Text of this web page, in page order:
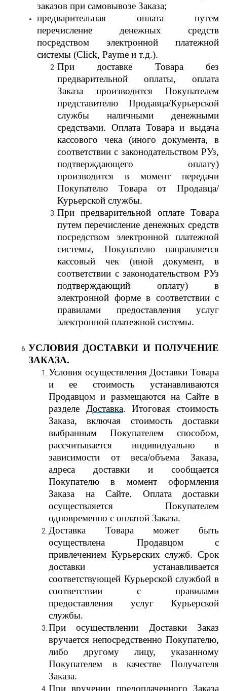
заказов при самовывозе Заказа;
предварительная оплата путем
перечисление денежных средств
посредством электронной платежной
системы (Click, Payme и т.д.).
При доставке Товара без
предварительной оплаты, оплата
Заказа производится Покупателем
представителю Продавца/Курьерской
службы наличными денежными
средствами. Оплата Товара и выдача
кассового чека (иного документа, в
соответствии с законодательством РУз,
подтверждающего оплату)
производится в момент передачи
Покупателю Товара от Продавца/
Курьерской службы.
При предварительной оплате Товара
путем перечисление денежных средств
посредством электронной платежной
системы, Покупателю направляется
кассовый чек (иной документ, в
соответствии с законодательством РУз
подтверждающий оплату) в
электронной форме в соответствии с
правилами предоставления услуг
электронной платежной системы.
УСЛОВИЯ ДОСТАВКИ И ПОЛУЧЕНИЕ
ЗАКАЗА.
Условия осуществления Доставки Товара
и ее стоимость устанавливаются
Продавцом и размещаются на Сайте в
разделе
Доставка. Итоговая стоимость
Заказа, включая стоимость доставки
выбранным Покупателем способом,
рассчитывается индивидуально в
зависимости от веса/объема Заказа,
адреса доставки и сообщается
Покупателю в момент оформления
Заказа на Сайте. Оплата доставки
осуществляется Покупателем
одновременно с оплатой Заказа.
Доставка Товара может быть
осуществлена Продавцом с
привлечением Курьерских служб. Срок
доставки устанавливается
соответствующей Курьерской службой в
соответствии с правилами
предоставления услуг Курьерской
службы.
При осуществлении Доставки Заказ
вручается непосредственно Покупателю,
либо другому лицу, указанному
Покупателем в качестве Получателя
Заказа.
При вручении предоплаченного Заказа